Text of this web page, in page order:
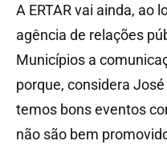
A ERTAR vai ainda, ao
agência de relações
Municípios a
porque, considera
temos bons eventos
não são bem